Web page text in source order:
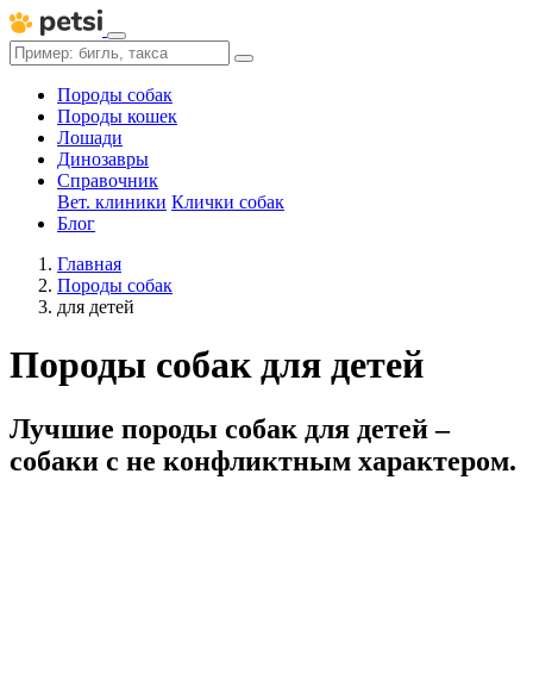
Породы собак
Породы кошек
Лошади
Динозавры
Справочник
Вет. клиники Клички собак
Блог
Главная
Породы собак
для детей
Породы собак для детей
Лучшие породы собак для детей –
собаки с не конфликтным характером.